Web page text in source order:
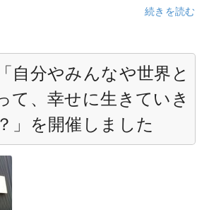
続きを読む
自分やみんなや世界と
て、幸せに生きていき
」を開催しました